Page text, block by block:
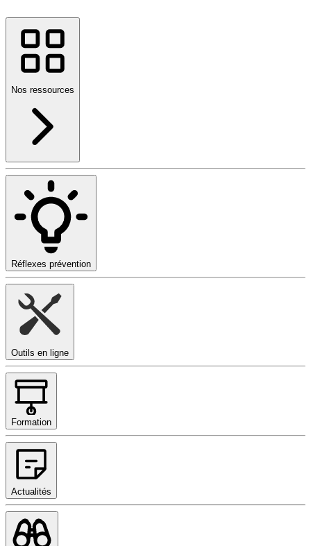
Nos ressources
Réflexes prévention
Outils en ligne
Formation
Actualités